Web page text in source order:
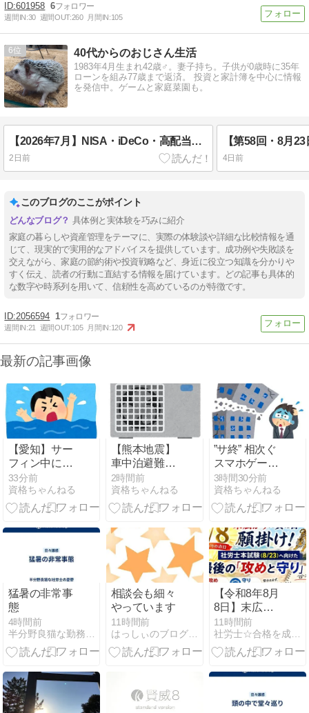
601958 6
週間IN:30 週間OUT:260 月間IN:105
6 40代からのおじさん生活
1983年4月生まれ42歳♂。妻子持ち。子供が0歳時に35年
ローンを組み77歳まで返済。 投資と家計簿を中心に情報
を発信中。ゲームと家庭菜園も。
【2026年7月】NISA・iDeCo・高配当株運用報告｜高配当株は続伸、iDeCoはやや軟調
2日前 4日前
このブログのここがポイント
具体例と実体験を巧みに紹介
家庭の暮らしや資産管理をテーマに、実際の体験談や詳細な比較情報を通
じて、現実的で実用的なアドバイスを提供しています。成功例や失敗談を
交えながら、家庭の節約術や投資戦略など、身近に役立つ知識を分かりや
すく伝え、読者の行動に直結する情報を届けています。どの記事も具体的
な数字や時系列を用いて、信頼性を高めているのが特徴です。
2056594 1
週間IN:21 週間OUT:105 月間IN:120
最新の記事画像
【愛知】サー
フィン中に溺
れ公務員の男
性（46）死亡
田原市 現場は
有名なスポッ
33分前
資格ちゃんねる
【熊本地震】
車中泊避難し
て留守の家か
らエアコン室
外機盗む 警察
盗まれた」相
談数件 天草市
の無職男
（47）逮捕
2時間前
資格ちゃんねる
”サ終” 相次ぐ
スマホゲー
ム、倒産も急
増 過去最多ペ
ースで推移
攫千金」過去
の時代に
3時間30分前
資格ちゃんねる
猛暑の非常事
態
4時間前
相談会も細々
やっています
11時間前
はっしぃのブログ〜キラッキラの社労士目指します〜開業ま…
【令和8年8月
8日】末広が
り×寅の日の
最強吉日に願
掛け！社労士
た最後の「攻
めと守り」
11時間前